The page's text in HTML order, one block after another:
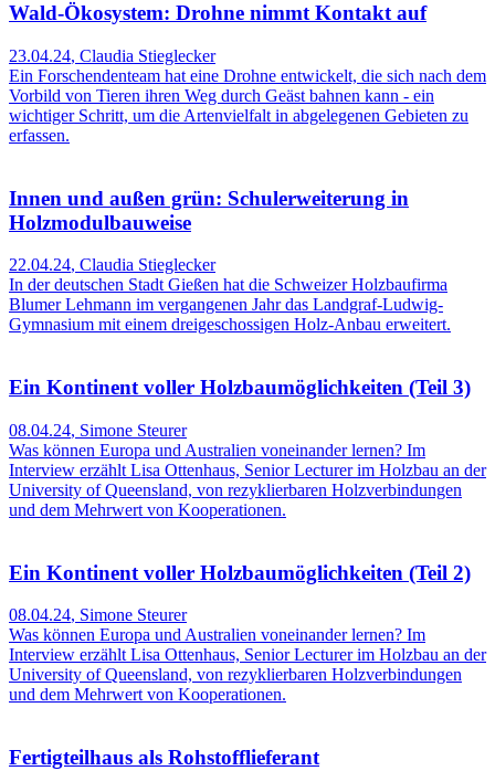
Wald-Ökosystem: Drohne nimmt Kontakt auf
23.04.24, Claudia Stieglecker
Ein Forschendenteam hat eine Drohne entwickelt, die sich nach dem
Vorbild von Tieren ihren Weg durch Geäst bahnen kann - ein
wichtiger Schritt, um die Artenvielfalt in abgelegenen Gebieten zu
erfassen.
Innen und außen grün: Schulerweiterung in
Holzmodulbauweise
22.04.24, Claudia Stieglecker
In der deutschen Stadt Gießen hat die Schweizer Holzbaufirma
Blumer Lehmann im vergangenen Jahr das Landgraf-Ludwig-
Gymnasium mit einem dreigeschossigen Holz-Anbau erweitert.
Ein Kontinent voller Holzbaumöglichkeiten (Teil 3)
08.04.24, Simone Steurer
Was können Europa und Australien voneinander lernen? Im
Interview erzählt Lisa Ottenhaus, Senior Lecturer im Holzbau an der
University of Queensland, von rezyklierbaren Holzverbindungen
und dem Mehrwert von Kooperationen.
Ein Kontinent voller Holzbaumöglichkeiten (Teil 2)
08.04.24, Simone Steurer
Was können Europa und Australien voneinander lernen? Im
Interview erzählt Lisa Ottenhaus, Senior Lecturer im Holzbau an der
University of Queensland, von rezyklierbaren Holzverbindungen
und dem Mehrwert von Kooperationen.
Fertigteilhaus als Rohstofflieferant